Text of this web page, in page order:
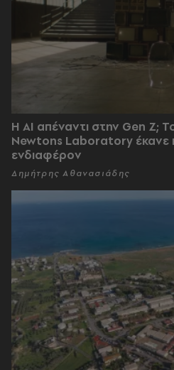
Η AI απέναντι στην Gen Z;
Newtons Laboratory έκανε
ενδιαφέρον
Δημήτρης Αθανασιάδης